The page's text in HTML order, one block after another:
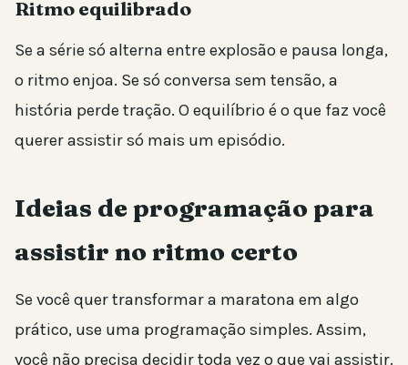
Ritmo equilibrado
Se a série só alterna entre explosão e pausa longa,
o ritmo enjoa. Se só conversa sem tensão, a
história perde tração. O equilíbrio é o que faz você
querer assistir só mais um episódio.
Ideias de programação para
assistir no ritmo certo
Se você quer transformar a maratona em algo
prático, use uma programação simples. Assim,
você não precisa decidir toda vez o que vai assistir.